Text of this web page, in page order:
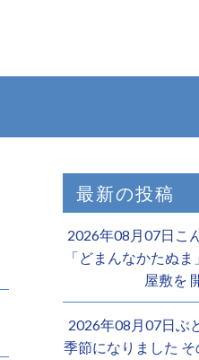
最新の投稿
2026年08月07日こ
「どまんなかたぬ
屋敷を
2026年08月07日ぶ
季節になりました